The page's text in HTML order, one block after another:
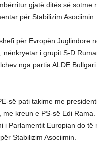
gjatë ditës së sotme
për Stabilizim Asociimin.
për Evropën Juglindore
i grupit S-D
nga partia ALDE
së pati takime me
kreun e PS-së Edi Rama.
i Parlamentit Europian do
Stabilizim Asociimin.